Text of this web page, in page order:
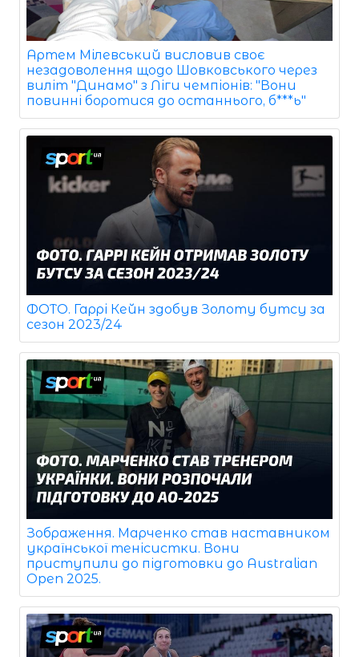
Артем Мілевський висловив своє
незадоволення щодо Шовковського через
виліт "Динамо" з Ліги чемпіонів: "Вони
повинні боротися до останнього, б***ь"
ФОТО. Гаррі Кейн здобув Золоту бутсу за
сезон 2023/24
Зображення. Марченко став наставником
української тенісистки. Вони
приступили до підготовки до Australian
Open 2025.